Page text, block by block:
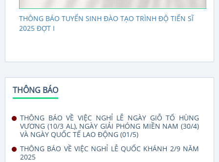
THÔNG BÁO
THÔNG BÁO VỀ VIỆC NGHỈ LỄ NGÀY GIỖ TỔ HÙNG
VƯƠNG (10/3 AL), NGÀY GIẢI PHÓNG MIỀN NAM (30/4)
VÀ NGÀY QUỐC TẾ LAO ĐỘNG (01/5)
THÔNG BÁO VỀ VIỆC NGHỈ LỄ QUỐC KHÁNH 2/9 NĂM
2025
THÔNG BÁO TUYỂN SINH ĐÀO TẠO TRÌNH ĐỘ TIẾN SĨ
2025 ĐỢT I